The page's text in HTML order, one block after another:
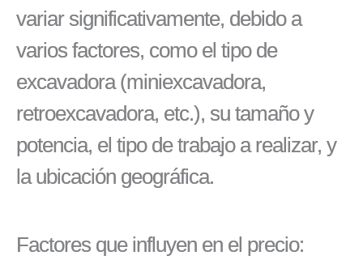
variar significativamente, debido a
varios factores, como el tipo de
excavadora (miniexcavadora,
retroexcavadora, etc.), su tamaño y
potencia, el tipo de trabajo a realizar, y
la ubicación geográfica.
Factores que influyen en el precio: